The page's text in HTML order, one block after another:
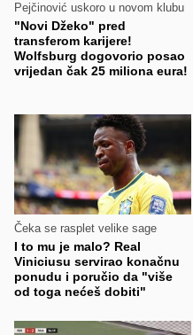
Pejčinović uskoro u novom klubu
"Novi Džeko" pred
transferom karijere!
Wolfsburg dogovorio posao
vrijedan čak 25 miliona eura!
Čeka se rasplet velike sage
I to mu je malo? Real
Viniciusu servirao konačnu
ponudu i poručio da "više
od toga nećeš dobiti"